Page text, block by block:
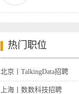
热门职位
北京丨TalkingData招聘
上海丨数数科技招聘